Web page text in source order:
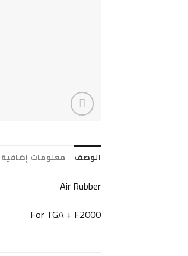
الوصف معلومات إضافية
Air Rubber
For TGA + F2000